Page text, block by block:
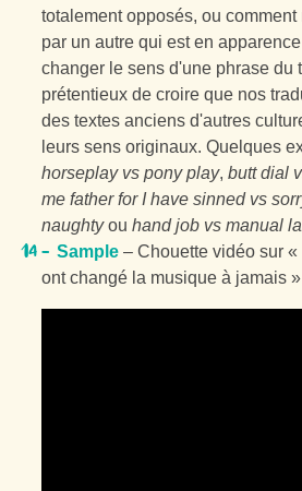
totalement opposés, ou
par un autre qui est en
changer le sens d'une phrase du
prétentieux de croire que nos
des textes anciens d'autres
leurs sens originaux. Quelques
horseplay vs pony play,butt dial
me father for I have sinned vs
naughtyouhand job vs manual
Sample – Chouette vidéo sur
ont changé la musique à jamais